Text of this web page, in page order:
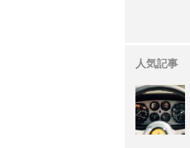
人気記事